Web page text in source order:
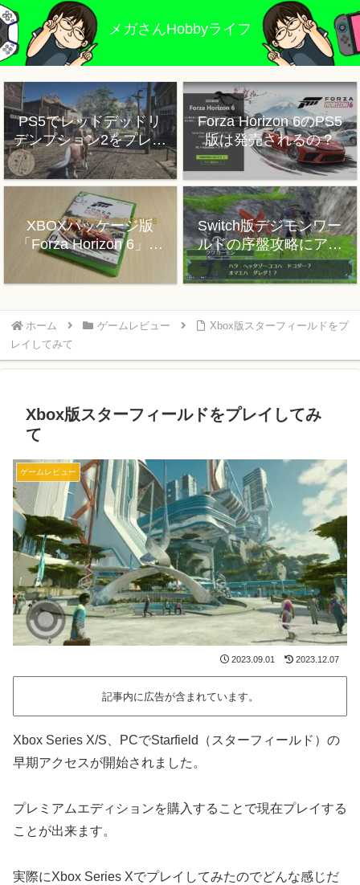
メガさんHobbyライフ
PS5でレッドデッドリ
デンプション2をプレイ
した感想
Forza Horizon 6のPS5
版は発売されるの？
XBOXパッケージ版
「Forza Horizon 6」プ
レイレビュー
Switch版デジモンワー
ルドの序盤攻略にアド
バイス
ホーム ゲームレビュー
Xbox版スターフィールドをプ
レイしてみて
Xbox版スターフィールドをプレイしてみ
て
ゲームレビュー
2023.09.01 2023.12.07
記事内に広告が含まれています。
Xbox Series X/S、PCでStarfield（スターフィールド）の
早期アクセスが開始されました。
プレミアムエディションを購入することで現在プレイする
ことが出来ます。
実際にXbox Series Xでプレイしてみたのでどんな感じだ